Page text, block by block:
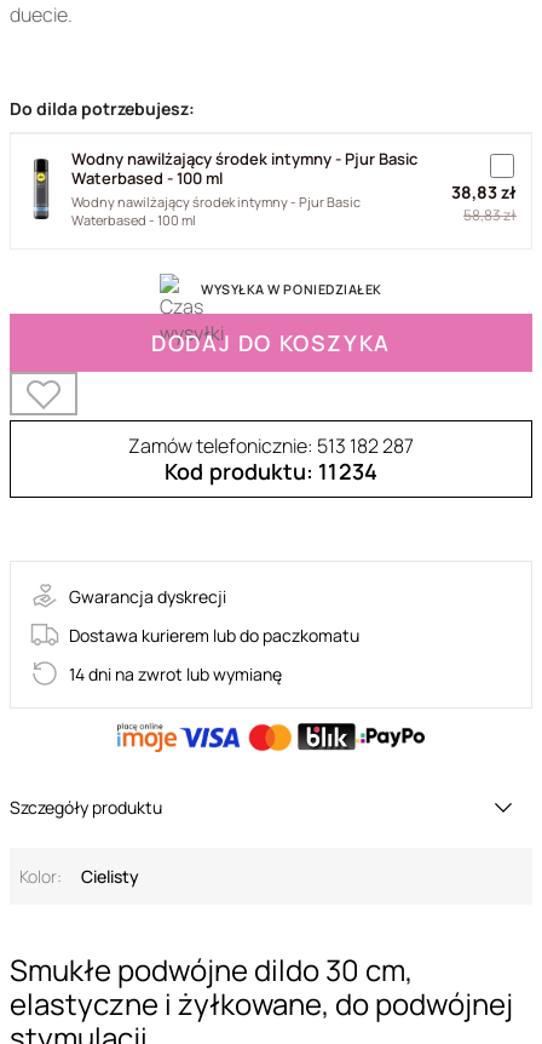
Smukłe podwójne dildo 30 cm,
elastyczne i żyłkowane, do podwójnej
duecie.
Do dilda potrzebujesz:
Wodny nawilżający środek intymny - Pjur Basic
Waterbased - 100 ml
Wodny nawilżający środek intymny - Pjur Basic
Waterbased - 100 ml
38,83 zł
58,83 zł
WYSYŁKA W PONIEDZIAŁEK
DODAJ DO KOSZYKA
Zamów telefonicznie: 513 182 287
Kod produktu: 11234
Gwarancja dyskrecji
Dostawa kurierem lub do paczkomatu
14 dni na zwrot lub wymianę
Szczegóły produktu
Kolor: Cielisty